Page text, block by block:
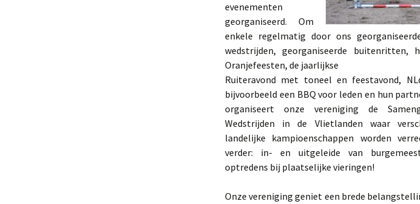
evenementen
georganiseerd. Om
enkele regelmatig door ons
wedstrijden, georganiseerde buitenritten,
Oranjefeesten, de jaarlijkse
Ruiteravond met toneel en feestavond,
bijvoorbeeld een BBQ voor leden en hun
organiseert onze vereniging de
Wedstrijden in de Vlietlanden waar
landelijke kampioenschappen worden
verder: in- en uitgeleide van
optredens bij plaatselijke vieringen!
Onze vereniging geniet een brede